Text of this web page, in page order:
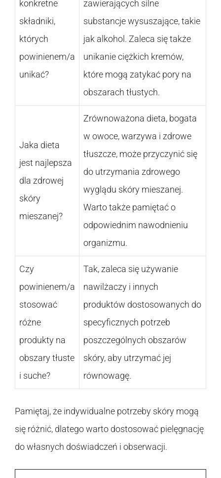
konkretne
składniki,
których
powinienem/a
unikać?
zawierających silne
substancje wysuszające, takie
jak alkohol. Zaleca się także
unikanie ciężkich kremów,
które mogą zatykać pory na
obszarach tłustych.
Jaka dieta
jest najlepsza
dla zdrowej
skóry
mieszanej?
Zrównoważona dieta, bogata
w owoce, warzywa i zdrowe
tłuszcze, może przyczynić się
do utrzymania zdrowego
wyglądu skóry mieszanej.
Warto także pamiętać o
odpowiednim nawodnieniu
organizmu.
Czy
powinienem/a
stosować
różne
produkty na
obszary tłuste
i suche?
Tak, zaleca się używanie
nawilżaczy i innych
produktów dostosowanych do
specyficznych potrzeb
poszczególnych obszarów
skóry, aby utrzymać jej
równowagę.
Pamiętaj, że indywidualne potrzeby skóry mogą
się różnić, dlatego warto dostosować pielęgnację
do własnych doświadczeń i obserwacji.